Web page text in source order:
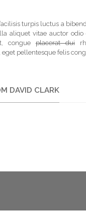
turpis luctus a
aliquet vitae auctor odio
congueplacerat dui
pellentesque felis
DAVID CLARK